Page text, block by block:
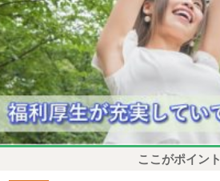
ここがポイント